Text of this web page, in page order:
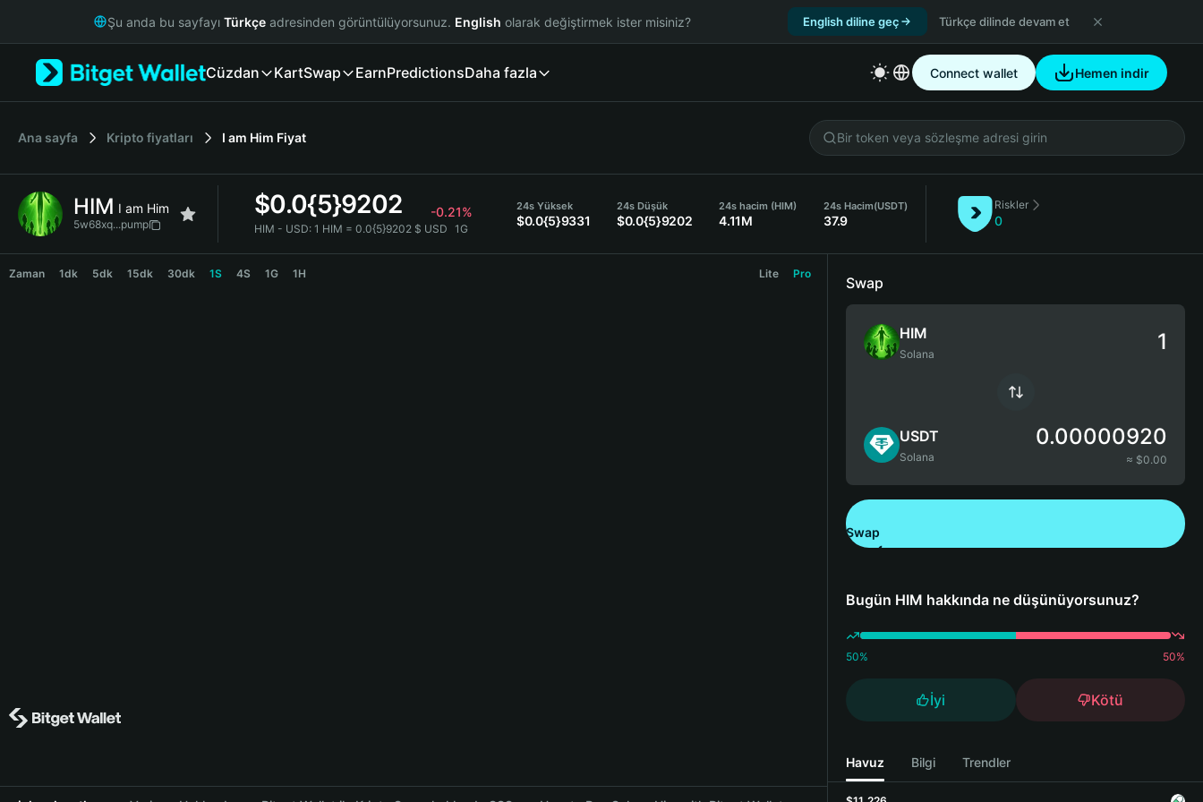
Русский
Italiano
简体中文
繁體中文
Bahasa Indonesia
Şu anda bu sayfayı Türkçe adresinden görüntülüyorsunuz. English olarak değiştirmek ister misiniz? English diline geç Türkçe dilinde devam et
Cüzdan KartSwap EarnPredictionsDaha fazla Connect wallet Hemen indir
Ana sayfa Kripto fiyatları I am Him Fiyat
HIM I am Him
5w68xq...pump
$0.0{5}9202 -0.21%
HIM - USD: 1 HIM = 0.0{5}9202 $ USD 1G
24s Yüksek
$0.0{5}9331
24s Düşük
$0.0{5}9202
24s hacim (HIM)
4.11M
24s Hacim(USDT)
37.9
Riskler
0
Zaman 1dk 5dk 15dk 30dk 1S 4S 1G 1H Lite Pro
Swap
HIM
Solana
USDT
Solana
0.00000920
≈ $0.00
Swap
Bugün HIM hakkında ne düşünüyorsunuz?
50% 50%
İyi Kötü
Havuz Bilgi Trendler